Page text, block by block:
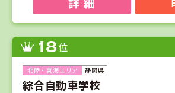
18位
静岡県
綜合自動車学校